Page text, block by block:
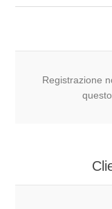
Registrazione